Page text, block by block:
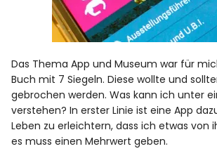
Das Thema App und Museum war für
Buch mit 7 Siegeln. Diese wollte und
gebrochen werden. Was kann ich unter
verstehen? In erster Linie ist eine App
Leben zu erleichtern, dass ich etwas von
es muss einen Mehrwert geben.